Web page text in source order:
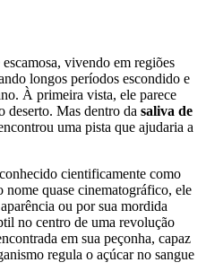
vivendo em regiões
longos períodos escondido e
À primeira vista, ele parece
deserto. Mas dentro da saliva de
uma pista que ajudaria a
cientificamente como
nome quase cinematográfico, ele
ou por sua mordida
no centro de uma revolução
em sua peçonha, capaz
regula o açúcar no sangue